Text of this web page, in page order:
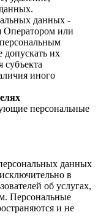
данных -
Оператором или
их
субъекта
иного
персональные
данных
в
об услугах,
Персональные
и не